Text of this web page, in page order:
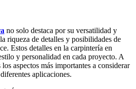
no solo destaca por su versatilidad y
riqueza de detalles y posibilidades de
Estos detalles en la carpintería en
y personalidad en cada proyecto. A
aspectos más importantes a considerar
aplicaciones.